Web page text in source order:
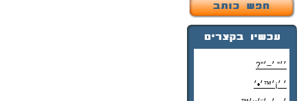
׳׳” ׳–׳”?
׳ ׳¡׳™׳•׳